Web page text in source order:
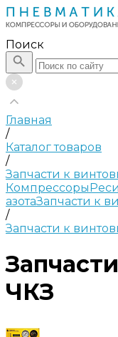
Поиск
Главная
/
Каталог товаров
/
Запчасти к
Компрессоры
азотаЗапчасти к
/
Запчасти к
ЧКЗ